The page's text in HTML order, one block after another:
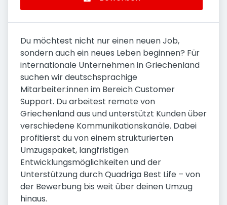
Du möchtest nicht nur einen neuen Job,
sondern auch ein neues Leben beginnen? Für
internationale Unternehmen in Griechenland
suchen wir deutschsprachige
Mitarbeiter:innen im Bereich Customer
Support. Du arbeitest remote von
Griechenland aus und unterstützt Kunden über
verschiedene Kommunikationskanäle. Dabei
profitierst du von einem strukturierten
Umzugspaket, langfristigen
Entwicklungsmöglichkeiten und der
Unterstützung durch Quadriga Best Life – von
der Bewerbung bis weit über deinen Umzug
hinaus.